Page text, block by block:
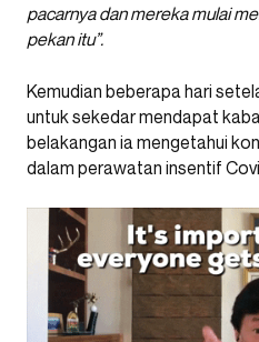
pacarnya dan mereka mulai
pekan itu”.
Kemudian beberapa hari
untuk sekedar mendapat
belakangan ia mengetahui
dalam perawatan insentif